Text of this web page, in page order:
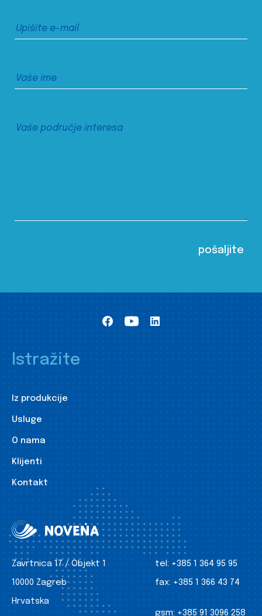
Istražite
Iz produkcije
Usluge
O nama
Klijenti
Kontakt
Zavrtnica 17 / Objekt 1
10000 Zagreb
Hrvatska
tel: +385 1 364 95 95
fax: +385 1 366 43 74
gsm: +385 91 3096 258